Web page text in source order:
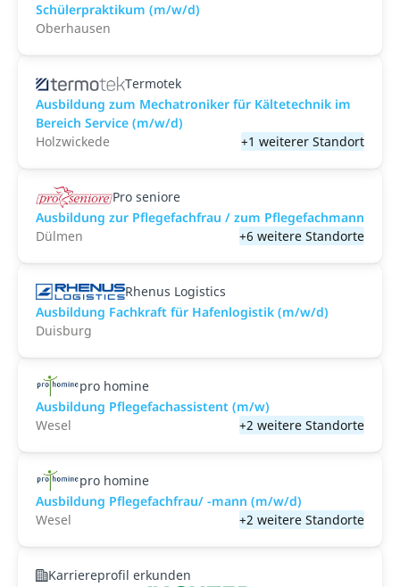
Schülerpraktikum (m/w/d)
Oberhausen
Termotek
Ausbildung zum Mechatroniker für Kältetechnik im
Bereich Service (m/w/d)
Holzwickede
+1 weiterer Standort
Pro seniore
Ausbildung zur Pflegefachfrau / zum Pflegefachmann
Dülmen
+6 weitere Standorte
Rhenus Logistics
Ausbildung Fachkraft für Hafenlogistik (m/w/d)
Duisburg
pro homine
Ausbildung Pflegefachassistent (m/w)
Wesel
+2 weitere Standorte
pro homine
Ausbildung Pflegefachfrau/ -mann (m/w/d)
Wesel
+2 weitere Standorte
Karriereprofil erkunden